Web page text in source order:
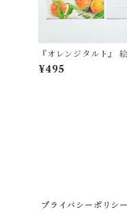
『オレンジタルト』
な 便箋（Ａ5）LS518
¥495
プライバシーポリシー